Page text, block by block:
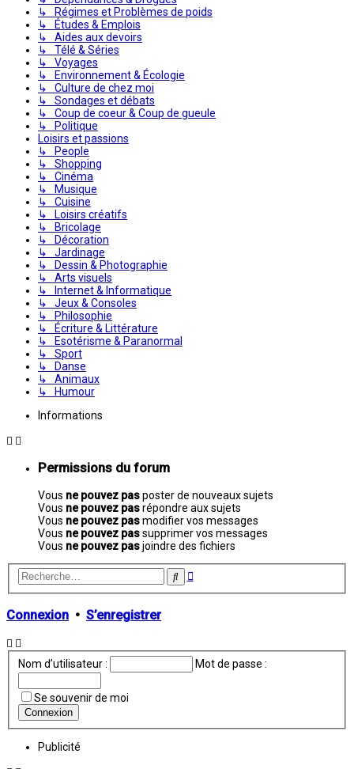
↳ Régimes et Problèmes de poids
↳ Études & Emplois
↳ Aides aux devoirs
↳ Télé & Séries
↳ Voyages
↳ Environnement & Écologie
↳ Culture de chez moi
↳ Sondages et débats
↳ Coup de coeur & Coup de gueule
↳ Politique
Loisirs et passions
↳ People
↳ Shopping
↳ Cinéma
↳ Musique
↳ Cuisine
↳ Loisirs créatifs
↳ Bricolage
↳ Décoration
↳ Jardinage
↳ Dessin & Photographie
↳ Arts visuels
↳ Internet & Informatique
↳ Jeux & Consoles
↳ Philosophie
↳ Écriture & Littérature
↳ Esotérisme & Paranormal
↳ Sport
↳ Danse
↳ Animaux
↳ Humour
Informations
Permissions du forum
Vous ne pouvez pasposter de nouveaux sujets
Vous ne pouvez pasrépondre aux sujets
Vous ne pouvez pasmodifier vos messages
Vous ne pouvez passupprimer vos messages
Vous ne pouvez pasjoindre des fichiers
Rechercher
Recherche
Connexion • S’enregistrer
Nom d’utilisateur : Mot de passe :
Se souvenir de moi
Publicité